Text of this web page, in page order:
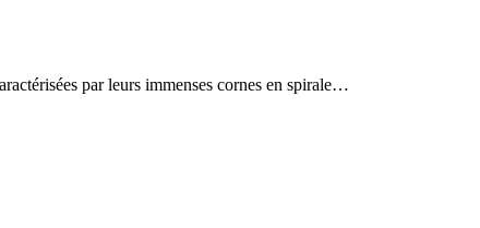
par leurs immenses cornes en spirale…